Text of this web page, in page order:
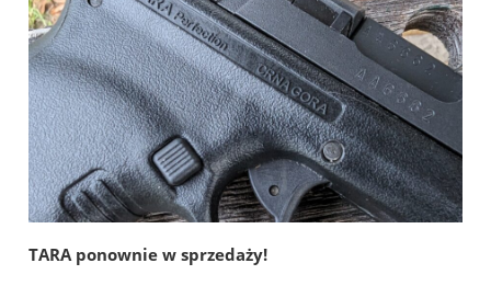
TARA ponownie w sprzedaży!